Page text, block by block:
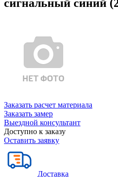
сигнальный синий
Заказать расчет материала
Заказать замер
Выездной консультант
Доступно к заказу
Оставить заявку
Доставка